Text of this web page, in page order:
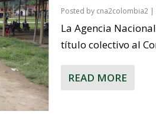
Posted by cna2colombia2|
La Agencia
título colectivo al
READ MORE